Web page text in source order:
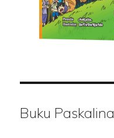
Buku Paskalina